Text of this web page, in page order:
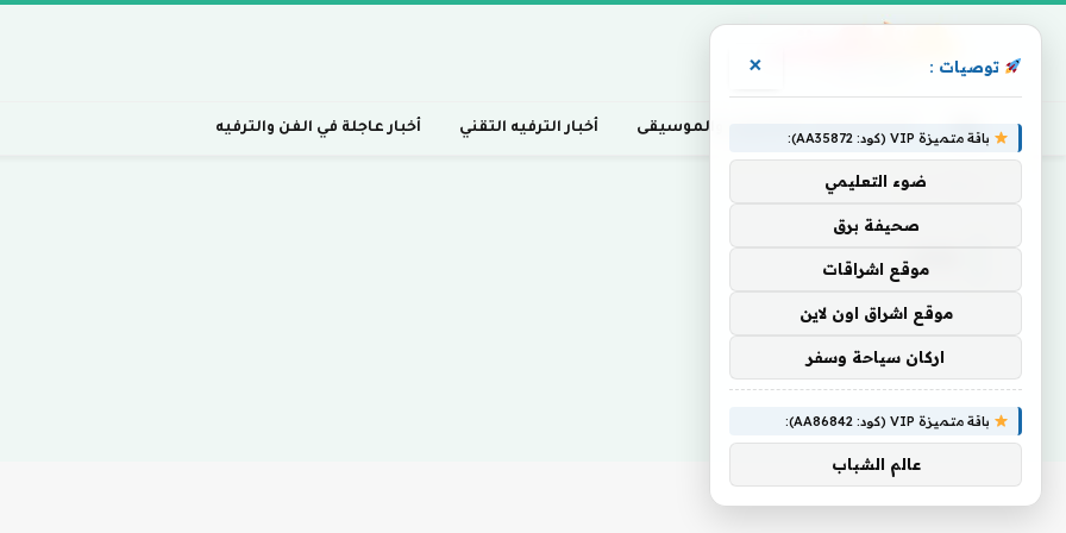
أخبار السينما، التلفزيون، والموسيقى أخبار الترفيه التقني أخبار عاجلة في الفن والترفيه
بفكر
توصيات : ×
باقة متميزة VIP (كود: AA35872):
ضوء التعليمي
صحيفة برق
موقع اشراقات
موقع اشراق اون لاين
اركان سياحة وسفر
باقة متميزة VIP (كود: AA86842):
عالم الشباب